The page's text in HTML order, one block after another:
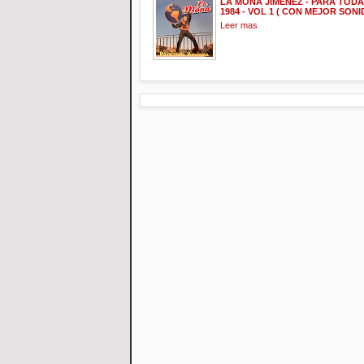
1984 - VOL 1 ( CON MEJOR
Leer mas